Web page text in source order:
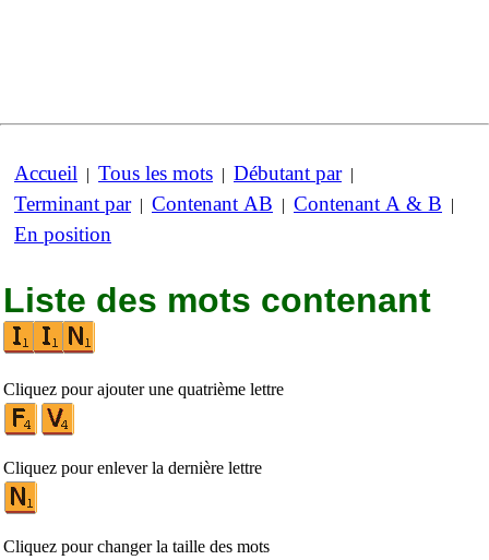
Accueil | Tous les mots | Débutant par|
Terminant par| Contenant AB | Contenant A & B |
En position
Liste des mots contenant
Cliquez pour ajouter une quatrième lettre
Cliquez pour enlever la dernière lettre
Cliquez pour changer la taille des mots